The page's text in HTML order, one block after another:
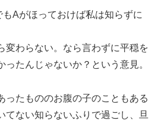
Aがほっておけば私は知らずに
変わらない。なら言わずに平穏を
たんじゃないか？という意見。
ったもののお腹の子のこともある
てない知らないふりで過ごし、旦